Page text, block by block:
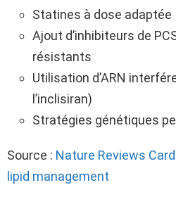
Statines à dose adaptée
Ajout d’inhibiteurs de
résistants
Utilisation d’ARN
l’inclisiran)
Stratégies génétiques
Source : Nature Reviews
lipid management